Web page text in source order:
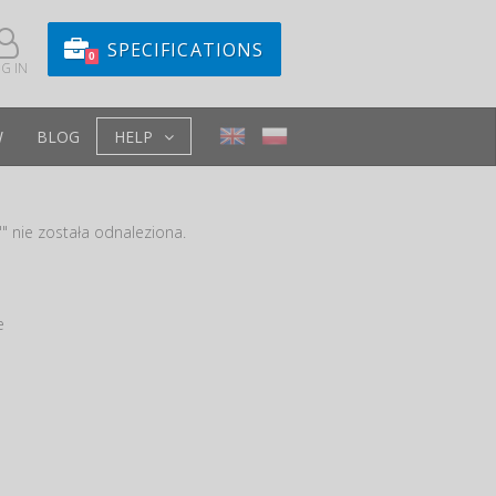
IN
0 SPECIFICATIONS
BLOG HELP
została odnaleziona.